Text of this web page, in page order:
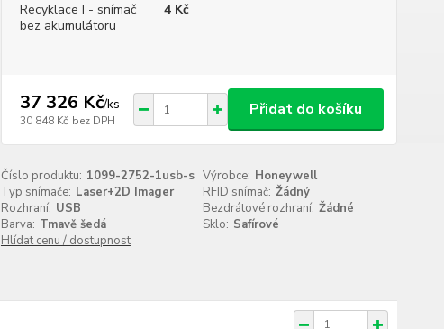
Recyklace I - snímač
bez akumulátoru
4 Kč
37 326 Kč/ks
30 848 Kč bez DPH
Přidat do košíku
Číslo produktu: 1099-2752-1usb-s Výrobce: Honeywell
Typ snímače: Laser+2D Imager RFID snímač: Žádný
Rozhraní: USB Bezdrátové rozhraní: Žádné
Barva: Tmavě šedá Sklo: Safírové
Hlídat cenu / dostupnost